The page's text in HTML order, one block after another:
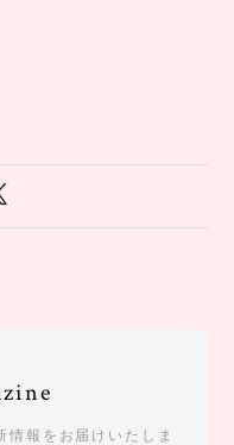
報をお届けいたしま